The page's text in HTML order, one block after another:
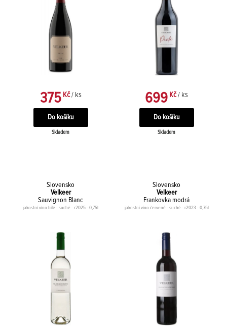
375 Kč / ks
Skladem
699 Kč / ks
Skladem
Slovensko
Velkeer
Sauvignon Blanc
jakostní víno bílé - suché - r2025 - 0,75l
Slovensko
Velkeer
Frankovka modrá
jakostní víno červené - suché - r2023 - 0,75l